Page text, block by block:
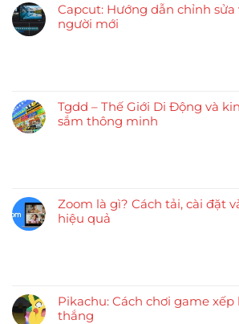
Capcut: Hướng dẫn chỉnh sửa
người mới
Tgdd – Thế Giới Di Động và
sắm thông minh
Zoom là gì? Cách tải, cài đặt
hiệu quả
Pikachu: Cách chơi game
thắng